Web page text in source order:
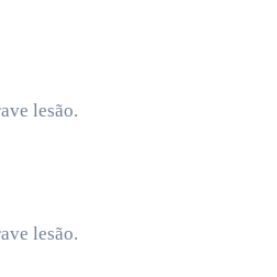
lesão.
lesão.